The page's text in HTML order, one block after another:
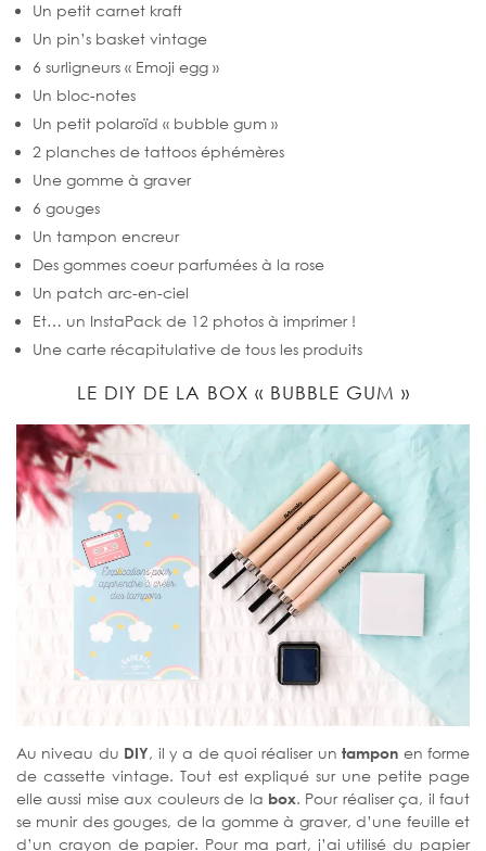
Un petit carnet kraft
Un pin’s basket vintage
6 surligneurs « Emoji egg »
Un bloc-notes
Un petit polaroïd « bubble gum »
2 planches de tattoos éphémères
Une gomme à graver
6 gouges
Un tampon encreur
Des gommes coeur parfumées à la rose
Un patch arc-en-ciel
Et… un InstaPack de 12 photos à imprimer !
Une carte récapitulative de tous les produits
LE DIY DE LA BOX « BUBBLE GUM »
Au niveau du DIY, il y a de quoi réaliser untampon en forme
de cassette vintage. Tout est expliqué sur une petite page
elle aussi mise aux couleurs de la box. Pour réaliser ça, il faut
se munir des gouges, de la gomme à graver, d’une feuille et
d’un crayon de papier. Pour ma part, j’ai utilisé du papier